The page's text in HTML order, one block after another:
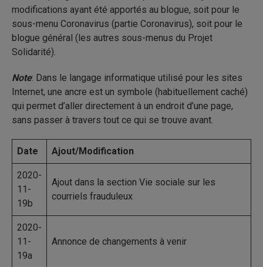
modifications ayant été apportés au blogue, soit pour le
sous-menu Coronavirus (partie Coronavirus), soit pour le
blogue général (les autres sous-menus du Projet
Solidarité).
Note: Dans le langage informatique utilisé pour les sites
Internet, une ancre est un symbole (habituellement caché)
qui permet d’aller directement à un endroit d’une page,
sans passer à travers tout ce qui se trouve avant.
Date Ajout/Modification
2020-
11-
19b
Ajout dans la section Vie sociale sur les
courriels frauduleux
2020-
11-
19a
Annonce de changements à venir